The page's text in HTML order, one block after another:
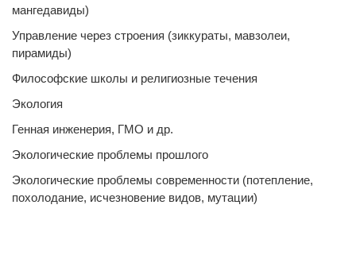
мангедавиды)
Управление через строения (зиккураты, мавзолеи,
пирамиды)
Философские школы и религиозные течения
Экология
Генная инженерия, ГМО и др.
Экологические проблемы прошлого
Экологические проблемы современности (потепление,
похолодание, исчезновение видов, мутации)